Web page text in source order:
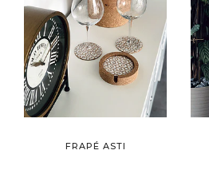
FRAPÉ ASTI